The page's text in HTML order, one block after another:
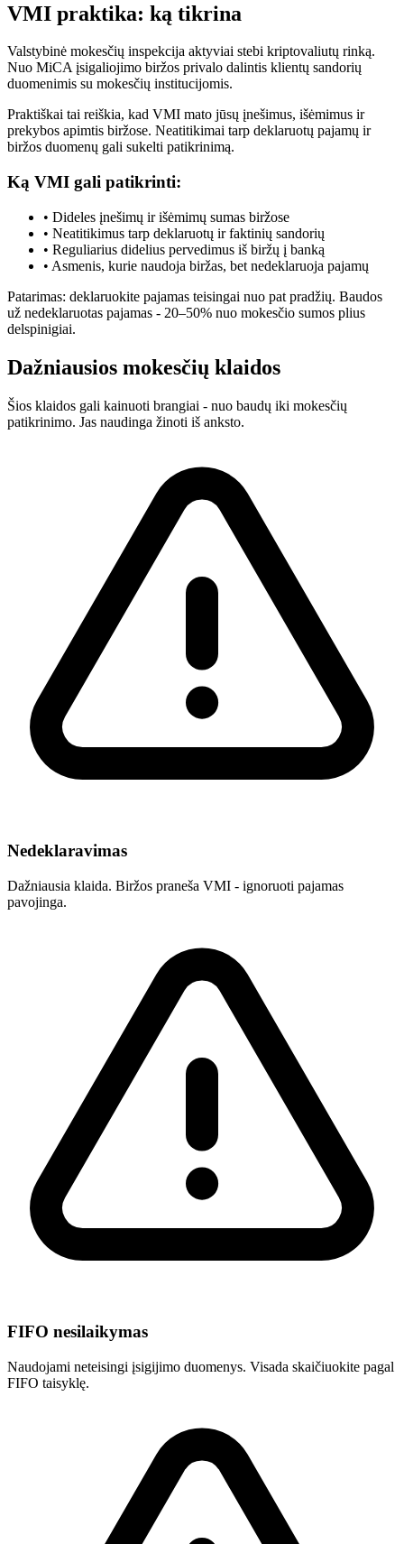
VMI praktika: ką tikrina
Valstybinė mokesčių inspekcija aktyviai stebi kriptovaliutų rinką.
Nuo MiCA įsigaliojimo biržos privalo dalintis klientų sandorių
duomenimis su mokesčių institucijomis.
Praktiškai tai reiškia, kad VMI mato jūsų įnešimus, išėmimus ir
prekybos apimtis biržose. Neatitikimai tarp deklaruotų pajamų ir
biržos duomenų gali sukelti patikrinimą.
Ką VMI gali patikrinti:
• Dideles įnešimų ir išėmimų sumas biržose
• Neatitikimus tarp deklaruotų ir faktinių sandorių
• Reguliarius didelius pervedimus iš biržų į banką
• Asmenis, kurie naudoja biržas, bet nedeklaruoja pajamų
Patarimas: deklaruokite pajamas teisingai nuo pat pradžių. Baudos
už nedeklaruotas pajamas - 20–50% nuo mokesčio sumos plius
delspinigiai.
Dažniausios mokesčių klaidos
Šios klaidos gali kainuoti brangiai - nuo baudų iki mokesčių
patikrinimo. Jas naudinga žinoti iš anksto.
Nedeklaravimas
Dažniausia klaida. Biržos praneša VMI - ignoruoti pajamas
pavojinga.
FIFO nesilaikymas
Naudojami neteisingi įsigijimo duomenys. Visada skaičiuokite pagal
FIFO taisyklę.